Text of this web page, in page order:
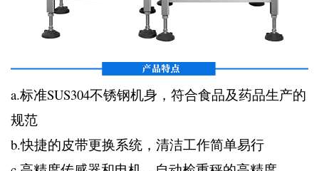
a.标准SUS304不锈钢机身，符合食品及药品生产的
规范
b.快捷的皮带更换系统，清洁工作简单易行